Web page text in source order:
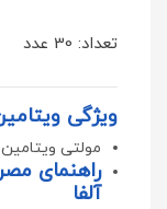
تعداد: 30 عدد
ویژگی
مولتی
راهنمای
آلفا